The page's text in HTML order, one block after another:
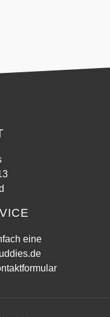
eine